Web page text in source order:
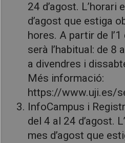
24 d’agost. L’horari
d’agost que estiga
hores. A partir de
serà l’habitual: de 8
a divendres i
Més informació:
https://www.uji.es/
InfoCampus i
del 4 al 24 d’agost.
mes d’agost que